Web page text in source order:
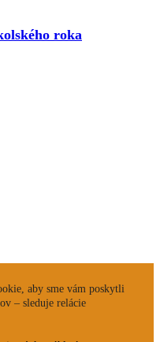
roka
aby sme vám poskytli
– sleduje relácie